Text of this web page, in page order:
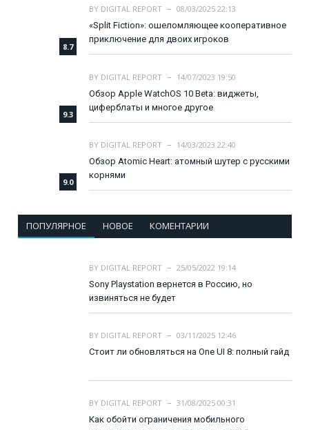
8.7
BY DIGITAL REPORT
08/03/2025 22:13
«Split Fiction»: ошеломляющее кооперативное
приключение для двоих игроков
9.3
BY DIGITAL REPORT
14/07/2023 19:50
Обзор Apple WatchOS 10 Beta: виджеты,
циферблаты и многое другое
9.0
BY DIGITAL REPORT
14/03/2023 22:40
Обзор Atomic Heart: атомный шутер с русскими
корнями
ПОПУЛЯРНОЕ НОВОЕ КОМЕНТАРИИ
BY DIGITAL REPORT
25/05/2022 19:14
Sony Playstation вернется в Россию, но
извиняться не будет
BY DIGITAL REPORT
03/11/2025 12:46
Стоит ли обновляться на One UI 8: полный гайд
BY DIGITAL REPORT
31/08/2025 00:31
Как обойти ограничения мобильного